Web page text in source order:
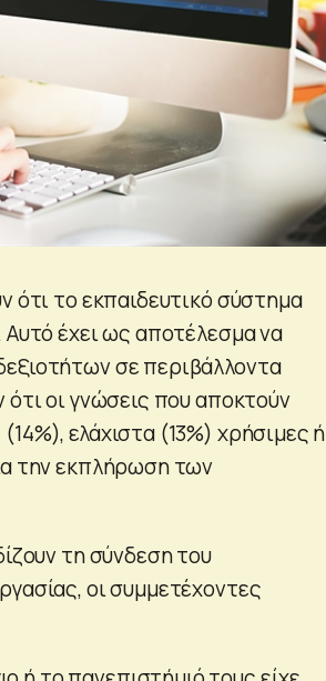
ότι το εκπαιδευτικό σύστημα
έχει ως αποτέλεσμα να
σε περιβάλλοντα
οι γνώσεις που αποκτούν
ελάχιστα (13%) χρήσιμες ή
την εκπλήρωση των
τη σύνδεση του
οι συμμετέχοντες